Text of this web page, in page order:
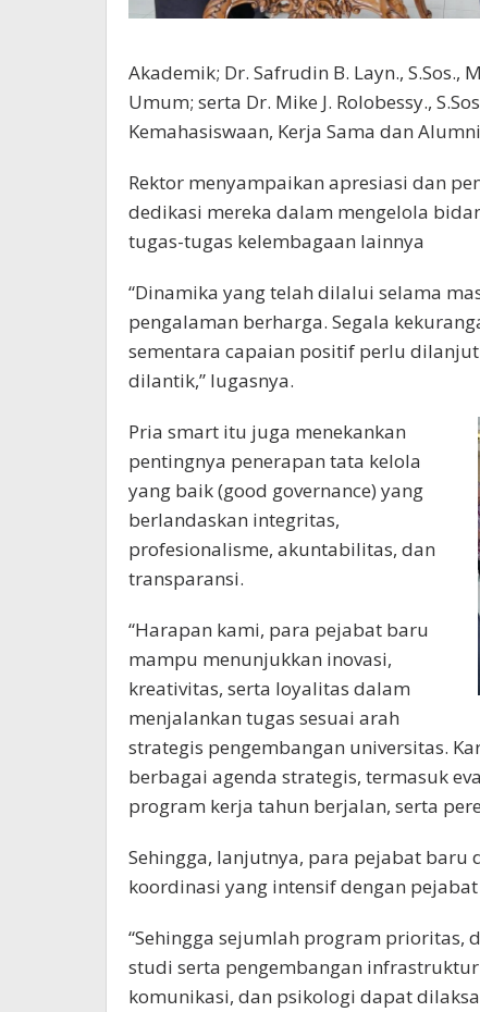
Akademik; Dr. Safrudin B. Layn., S.Sos.,
Umum; serta Dr. Mike J. Rolobessy.,
Kemahasiswaan, Kerja Sama dan
Rektor menyampaikan apresiasi dan
dedikasi mereka dalam mengelola
tugas-tugas kelembagaan lainnya
“Dinamika yang telah dilalui selama
pengalaman berharga. Segala
sementara capaian positif perlu
dilantik,” lugasnya.
Pria smart itu juga menekankan
pentingnya penerapan tata kelola
yang baik (good governance) yang
berlandaskan integritas,
profesionalisme, akuntabilitas, dan
transparansi.
“Harapan kami, para pejabat baru
mampu menunjukkan inovasi,
kreativitas, serta loyalitas dalam
menjalankan tugas sesuai arah
strategis pengembangan universitas.
berbagai agenda strategis, termasuk
program kerja tahun berjalan, serta
Sehingga, lanjutnya, para pejabat
koordinasi yang intensif dengan
“Sehingga sejumlah program
studi serta pengembangan
komunikasi, dan psikologi dapat